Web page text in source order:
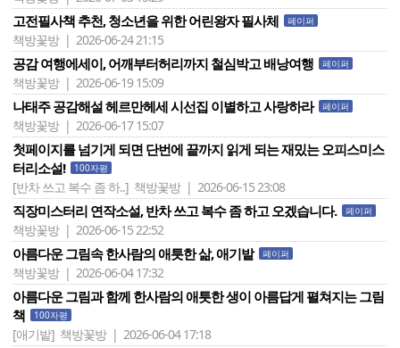
고전필사책 추천, 청소년을 위한 어린왕자 필사체 페이퍼
책방꽃방 | 2026-06-24 21:15
공감 여행에세이, 어깨부터허리까지 철심박고 배낭여행 페이퍼
책방꽃방 | 2026-06-19 15:09
나태주 공감해설 헤르만헤세 시선집 이별하고 사랑하라 페이퍼
책방꽃방 | 2026-06-17 15:07
첫페이지를 넘기게 되면 단번에 끝까지 읽게 되는 재밌는 오피스미스
터리소설!
100자평
[반차 쓰고 복수 좀 하..] 책방꽃방 | 2026-06-15 23:08
직장미스터리 연작소설, 반차 쓰고 복수 좀 하고 오겠습니다. 페이퍼
책방꽃방 | 2026-06-15 22:52
아름다운 그림속 한사람의 애틋한 삶, 애기밭 페이퍼
책방꽃방 | 2026-06-04 17:32
아름다운 그림과 함께 한사람의 애틋한 생이 아름답게 펼쳐지는 그림
책
100자평
[애기밭] 책방꽃방 | 2026-06-04 17:18